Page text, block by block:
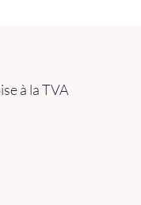
à la TVA